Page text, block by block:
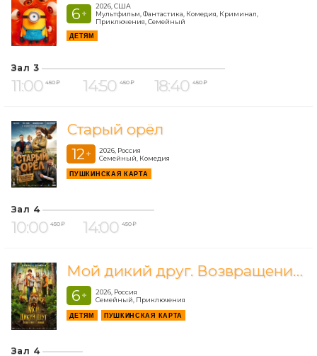
6 +
2026, США
Мультфильм, Фантастика, Комедия, Криминал,
Приключения, Семейный
ДЕТЯМ
Зал 3
11:00 450 ₽ 14:50 450 ₽ 18:40 450 ₽
Старый орёл
12 +
2026, Россия
Семейный, Комедия
ПУШКИНСКАЯ КАРТА
Зал 4
10:00 450 ₽ 14:00 450 ₽
Мой дикий друг. Возвращение домой
6 +
2026, Россия
Семейный, Приключения
ДЕТЯМ ПУШКИНСКАЯ КАРТА
Зал 4